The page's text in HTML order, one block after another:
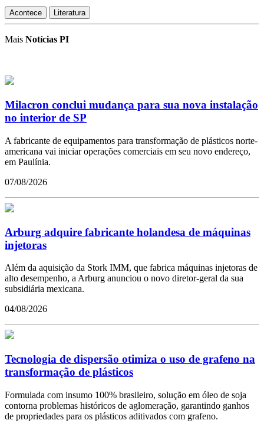
Acontece Literatura
Mais Notícias PI
Milacron conclui mudança para sua nova instalação
no interior de SP
A fabricante de equipamentos para transformação de plásticos norte-
americana vai iniciar operações comerciais em seu novo endereço,
em Paulínia.
07/08/2026
Arburg adquire fabricante holandesa de máquinas
injetoras
Além da aquisição da Stork IMM, que fabrica máquinas injetoras de
alto desempenho, a Arburg anunciou o novo diretor-geral da sua
subsidiária mexicana.
04/08/2026
Tecnologia de dispersão otimiza o uso de grafeno na
transformação de plásticos
Formulada com insumo 100% brasileiro, solução em óleo de soja
contorna problemas históricos de aglomeração, garantindo ganhos
de propriedades para os plásticos aditivados com grafeno.